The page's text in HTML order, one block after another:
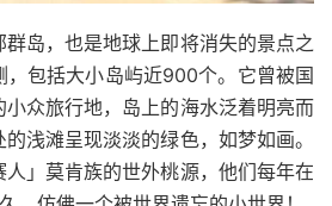
岛，也是地球上即将消失的景点之
，包括大小岛屿近900个。它曾被国
众旅行地，岛上的海水泛着明亮而
浅滩呈现淡淡的绿色，如梦如画。
」莫肯族的世外桃源，他们每年在